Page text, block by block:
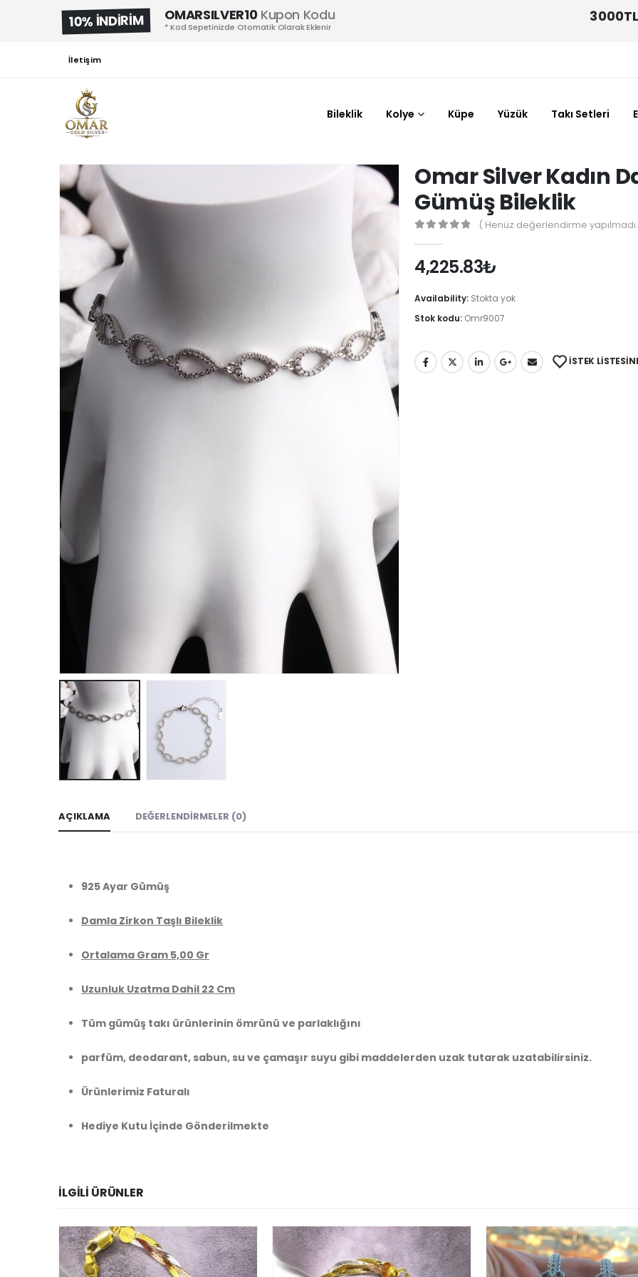
10% İNDİRİM OMARSILVER10Kupon Kodu
* Kod Sepetinizde Otomatik Olarak Eklenir
İletişim
Bileklik Kolye Küpe Yüzük Takı Setleri
Omar Silver Kadın
Gümüş Bileklik
( Henüz değerlendirme
4,225.83₺
Availability: Stokta yok
Stok kodu: Omr9007
İSTEK
AÇIKLAMA DEĞERLENDIRMELER (0)
925 Ayar Gümüş
Damla Zirkon Taşlı Bileklik
Ortalama Gram 5,00 Gr
Uzunluk Uzatma Dahil 22 Cm
Tüm gümüş takı ürünlerinin ömrünü ve parlaklığını
parfüm, deodarant, sabun, su ve çamaşır suyu gibi maddelerden uzak tutarak uzatabilirsiniz.
Ürünlerimiz Faturalı
Hediye Kutu İçinde Gönderilmekte
İLGILI ÜRÜNLER